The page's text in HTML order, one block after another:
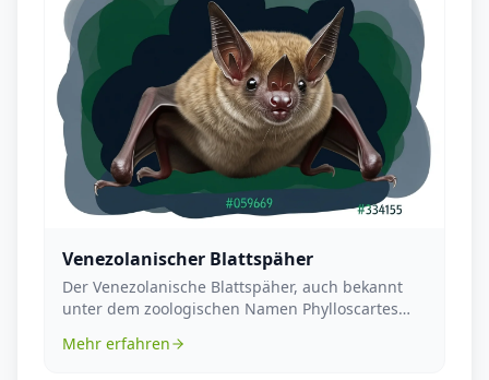
Venezolanischer Blattspäher
Der Venezolanische Blattspäher, auch bekannt
unter dem zoologischen Namen Phylloscartes
Mehr erfahren